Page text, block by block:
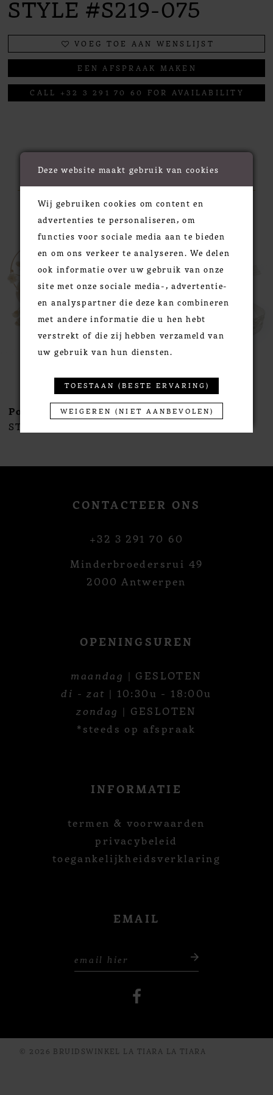
STYLE #S219-075
VOEG TOE AAN WENSLIJST
EEN AFSPRAAK MAKEN
CALL +32 3 291 70 60 FOR AVAILABILITY
RELATED PRODUCTS
Products
Carousel
end
PAUSE AUTOPLAY
PREVIOUS SLIDE
NEXT SLIDE
2
3
4
11
12
14
Poirier
STYLE #NC-1396
Poirier
CONTACTEER ONS
+32 3 291 70 60
Minderbroedersrui 49
2000 Antwerpen
OPENINGSUREN
maandag | GESLOTEN
di - zat | 10:30u - 18:00u
zondag | GESLOTEN
*steeds op afspraak
INFORMATIE
termen & voorwaarden
privacybeleid
toegankelijkheidsverklaring
EMAIL
© 2026 BRUIDSWINKEL LA TIARA LA TIARA
Deze website maakt gebruik van cookies
Wij gebruiken cookies om content en
advertenties te personaliseren, om
functies voor sociale media aan te bieden
en om ons verkeer te analyseren. We delen
ook informatie over uw gebruik van onze
site met onze sociale media-, advertentie-
en analyspartner die deze kan combineren
met andere informatie die u hen hebt
verstrekt of die zij hebben verzameld van
uw gebruik van hun diensten.
TOESTAAN (BESTE ERVARING)
WEIGEREN (NIET AANBEVOLEN)